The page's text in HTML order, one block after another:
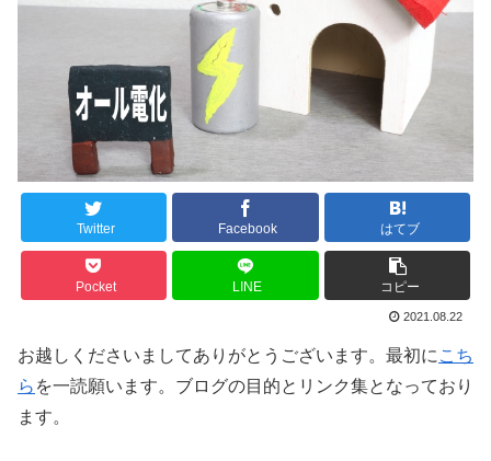
Twitter Facebook はてブ
Pocket LINE コピー
2021.08.22
お越しくださいましてありがとうございます。最初に こち
ら を一読願います。ブログの目的とリンク集となっており
ます。